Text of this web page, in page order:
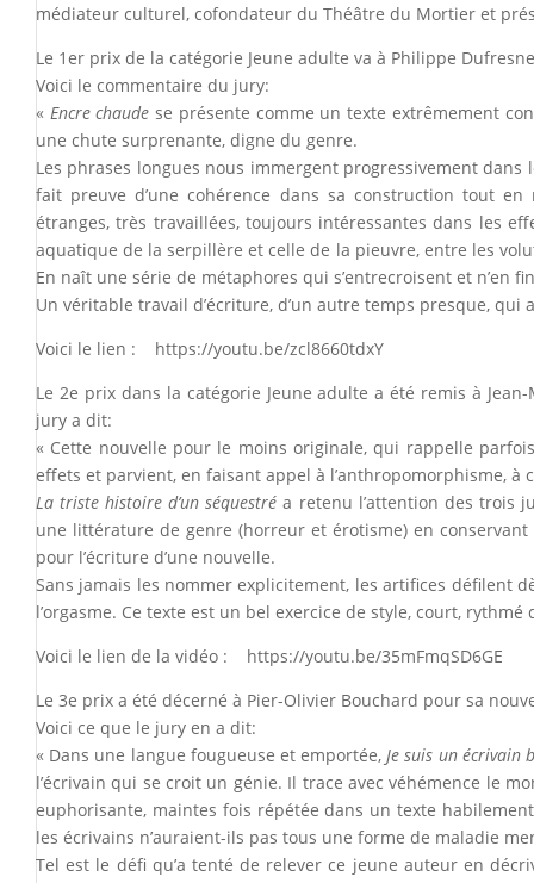
médiateur culturel, cofondateur du Théâtre du Mortier et
Le 1er prix de la catégorie Jeune adulte va à Philippe
Voici le commentaire du jury:
« Encre chaude se présente comme un texte extrêmement
une chute surprenante, digne du genre.
Les phrases longues nous immergent progressivement
fait preuve d’une cohérence dans sa construction tout
étranges, très travaillées, toujours intéressantes dans les
aquatique de la serpillère et celle de la pieuvre, entre les
En naît une série de métaphores qui s’entrecroisent et n’en
Un véritable travail d’écriture, d’un autre temps presque, qui
Voici le lien : https://youtu.be/zcl8660tdxY
Le 2e prix dans la catégorie Jeune adulte a été remis à
jury a dit:
« Cette nouvelle pour le moins originale, qui rappelle
effets et parvient, en faisant appel à l’anthropomorphisme, à
La triste histoire d’un séquestré a retenu l’attention des trois
une littérature de genre (horreur et érotisme) en
pour l’écriture d’une nouvelle.
Sans jamais les nommer explicitement, les artifices défilent
l’orgasme. Ce texte est un bel exercice de style, court,
Voici le lien de la vidéo : https://youtu.be/35mFmqSD6GE
Le 3e prix a été décerné à Pier-Olivier Bouchard pour sa
Voici ce que le jury en a dit:
« Dans une langue fougueuse et emportée, Je suis un écrivain
l’écrivain qui se croit un génie. Il trace avec véhémence le
euphorisante, maintes fois répétée dans un texte
les écrivains n’auraient-ils pas tous une forme de maladie
Tel est le défi qu’a tenté de relever ce jeune auteur en